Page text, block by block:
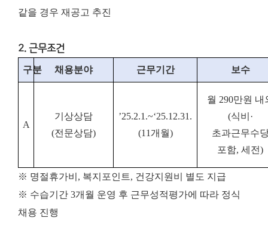
같을 경우 재공고 추진
2. 근무조건
구분 채용분야 근무기간 보수
A
기상상담
(전문상담)
’25.2.1.~‘25.12.31.
(11 개월)
월 290만원 내
(식비 ·
초과근무수
포함, 세전)
※ 명절휴가비, 복지포인트, 건강지원비 별도 지급
※ 수습기간 3개월 운영 후 근무성적평가에 따라 정식
채용 진행